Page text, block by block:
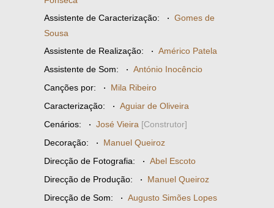
Assistente de Caracterização: · Gomes de
Sousa
Assistente de Realização: · Américo Patela
Assistente de Som: · António Inocêncio
Canções por: · Mila Ribeiro
Caracterização: · Aguiar de Oliveira
Cenários: · José Vieira [Construtor]
Decoração: · Manuel Queiroz
Direcção de Fotografia: · Abel Escoto
Direcção de Produção: · Manuel Queiroz
Direcção de Som: · Augusto Simões Lopes